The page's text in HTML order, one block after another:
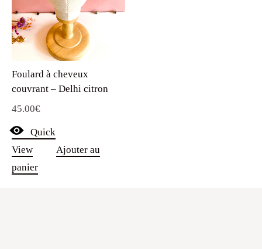
Foulard à cheveux
couvrant – Delhi citron
45.00€
Quick
View
Ajouter au
panier